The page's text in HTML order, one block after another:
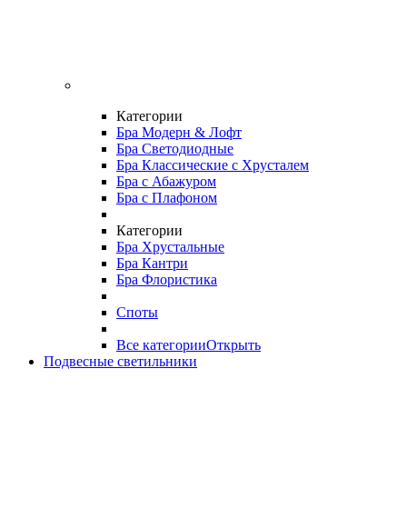
Категории
Бра Модерн & Лофт
Бра Светодиодные
Бра Классические с Хрусталем
Бра с Абажуром
Бра с Плафоном
Категории
Бра Хрустальные
Бра Кантри
Бра Флористика
Споты
Все категорииОткрыть
Подвесные светильники